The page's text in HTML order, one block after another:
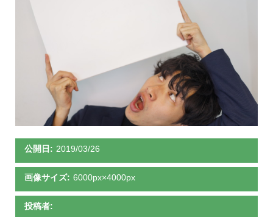
公開日: 2019/03/26
画像サイズ: 6000px×4000px
投稿者: